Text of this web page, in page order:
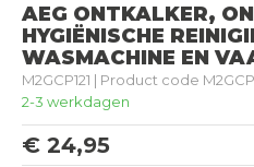
AEG ONTKALKER,
HYGIËNISCHE
WASMACHINE EN
M2GCP121 | Product code
2-3 werkdagen
€ 24,95